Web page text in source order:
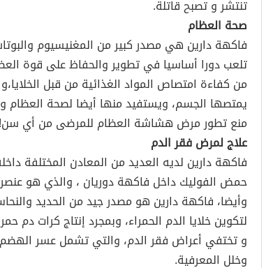
تنتشر و تصبح قاتلة.
صحة العظام
فاكهة دارين هي مصدر كبير من المغنيسيوم
تلعب دورا أساسيا في تطوير والحفاظ على قوة
من كفاءة امتصاص المواد الغذائية من قبل
يمتصها الجسم، ويستفيد منها أيضا لصحة العظام
منع تطور مرض هشاشة العظام للمرضى من أي سن!
علاج لمرض فقر الدم
فاكهة دارين لديه العديد من المعادن المختلفة
حمض الفوليك داخل فاكهة دوريان ، والذي هو عنصر
وأيضا، فاكهة دارين هو مصدر جيد من الحديد
لتكوين خلايا الدم الحمراء، وبمجرد إنتاج كرات
و تختفي أعراض فقر الدم، والتي تشمل عسر
وخلل المعرفية.